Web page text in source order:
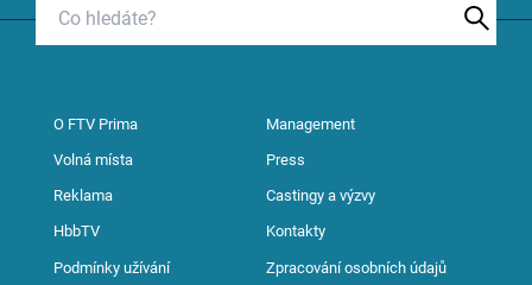
O FTV Prima Management
Volná místa Press
Reklama Castingy a výzvy
HbbTV Kontakty
Podmínky užívání Zpracování osobních údajů